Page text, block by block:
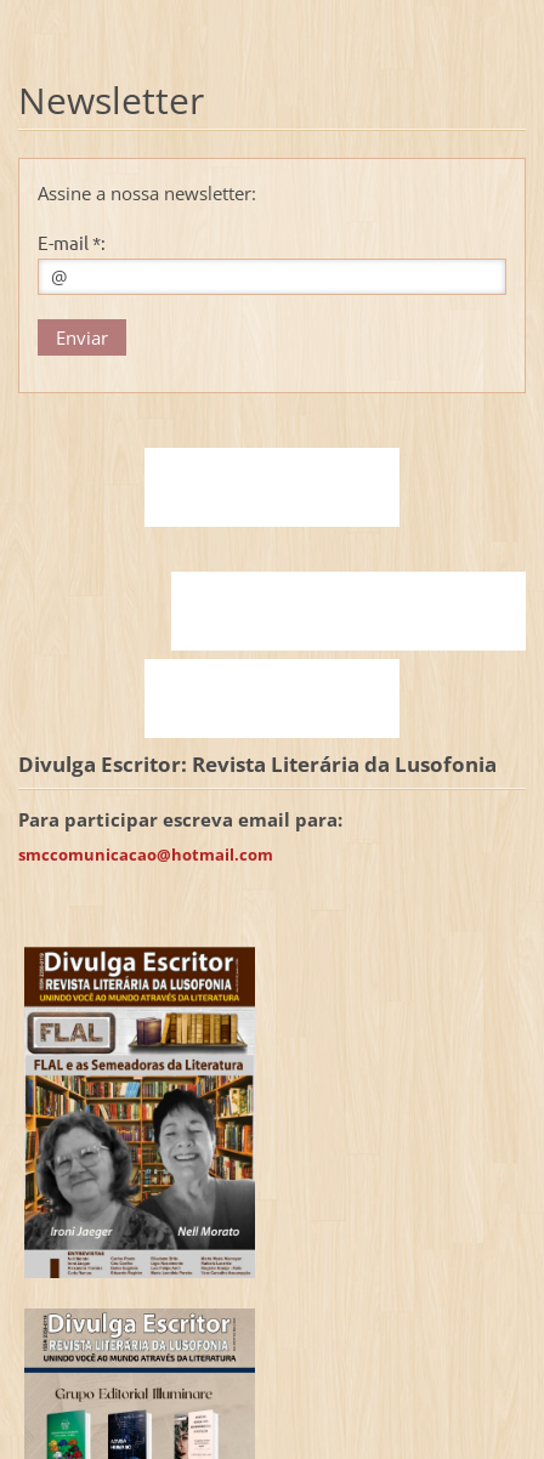
Newsletter
Assine a nossa newsletter:
E-mail *:
Divulga Escritor: Revista Literária da Lusofonia
Para participar escreva email para:
smccomunicacao@hotmail.com